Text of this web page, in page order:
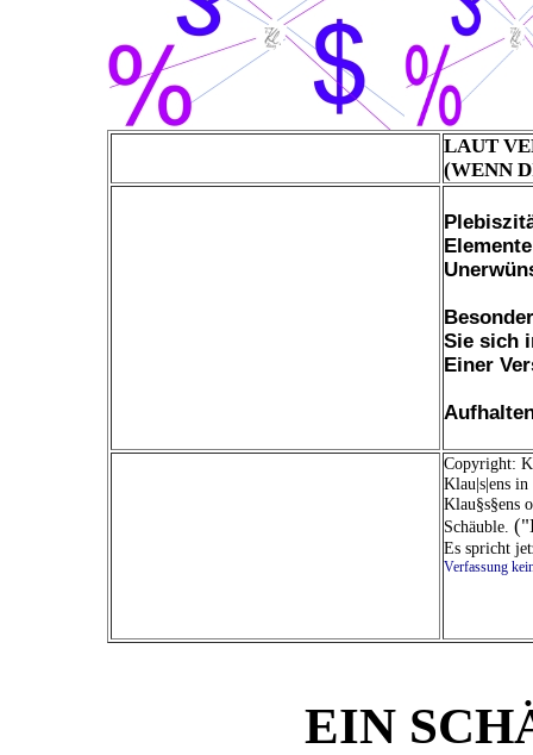
LAUT
(WENN
Sie sich
Einer
Copyright:
Klau|s|ens
Klau§s§ens
Schäuble.
Es spricht
Verfassung
EIN